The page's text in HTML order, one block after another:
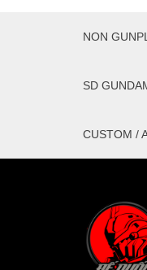
NON
SD
CUSTOM /